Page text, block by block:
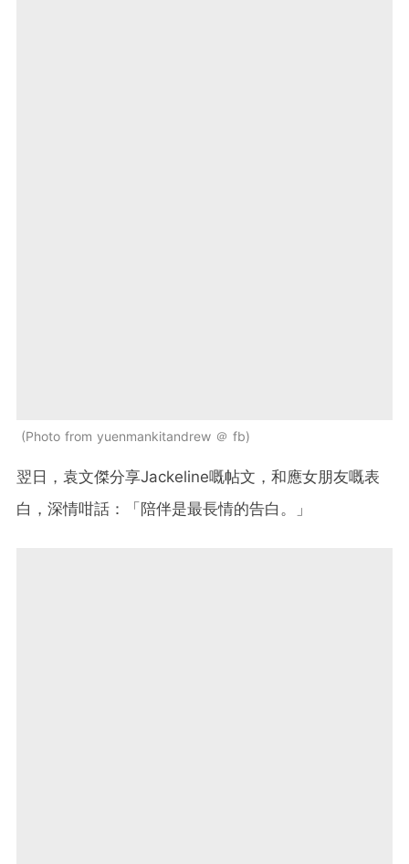
Photo from yuenmankitandrew ＠ fb
翌日，袁文傑分享Jackeline嘅帖文，和應女朋友嘅表
白，深情咁話：「陪伴是最長情的告白。」